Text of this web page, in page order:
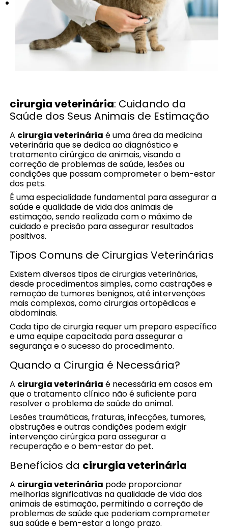
cirurgia veterinária: Cuidando da
Saúde dos Seus Animais de Estimação
A cirurgia veterinária é uma área da medicina
veterinária que se dedica ao diagnóstico e
tratamento cirúrgico de animais, visando a
correção de problemas de saúde, lesões ou
condições que possam comprometer o bem-estar
dos pets.
É uma especialidade fundamental para assegurar a
saúde e qualidade de vida dos animais de
estimação, sendo realizada com o máximo de
cuidado e precisão para assegurar resultados
positivos.
Tipos Comuns de Cirurgias Veterinárias
Existem diversos tipos de cirurgias veterinárias,
desde procedimentos simples, como castrações e
remoção de tumores benignos, até intervenções
mais complexas, como cirurgias ortopédicas e
abdominais.
Cada tipo de cirurgia requer um preparo específico
e uma equipe capacitada para assegurar a
segurança e o sucesso do procedimento.
Quando a Cirurgia é Necessária?
A cirurgia veterinária é necessária em casos em
que o tratamento clínico não é suficiente para
resolver o problema de saúde do animal.
Lesões traumáticas, fraturas, infecções, tumores,
obstruções e outras condições podem exigir
intervenção cirúrgica para assegurar a
recuperação e o bem-estar do pet.
Benefícios da cirurgia veterinária
A cirurgia veterinária pode proporcionar
melhorias significativas na qualidade de vida dos
animais de estimação, permitindo a correção de
problemas de saúde que poderiam comprometer
sua saúde e bem-estar a longo prazo.